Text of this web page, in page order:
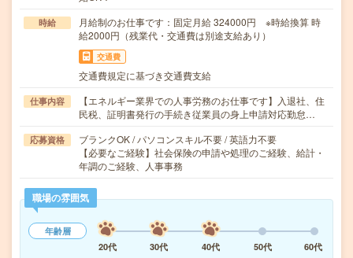
時給
月給制のお仕事です：固定月給 324000円 ※時給換算 時
給2000円（残業代・交通費は別途支給あり）
交通費
交通費規定に基づき交通費支給
仕事内容
【エネルギー業界での人事労務のお仕事です】入退社、住
民税、証明書発行の手続き従業員の身上申請対応勤怠…
応募資格
ブランクOK / パソコンスキル不要 / 英語力不要
【必要なご経験】社会保険の申請や処理のご経験、給計・
年調のご経験、人事事務
職場の雰囲気
年齢層
20代
30代 40代 50代
60代